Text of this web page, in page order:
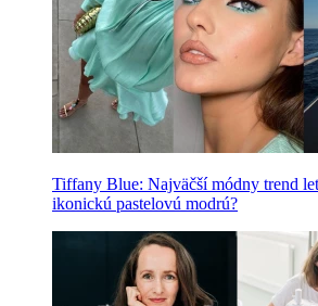
Tiffany Blue: Najväčší módny trend
ikonickú pastelovú modrú?